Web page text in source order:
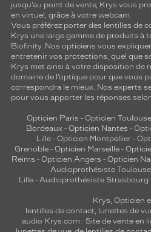
jusqu’au point de vente, Krys vous
en virtuel, grâce à votre webcam.
Vous préférez porter des lentilles de
Krys une large gamme de produits à
Biofinity. Nos opticiens vous
entretenir vos protections, quel que
Krys met ainsi à votre disposition de
domaine de l’optique pour que vous
correspondra le mieux. Nos experts
pour vous apporter les réponses
Opticien Paris - Opticien Toulouse
Bordeaux- Opticien Nantes -
Lille - Opticien Montpellier -
Grenoble - Opticien Marseille -
Reims - Opticien Angers - Opticien
Audioprothésiste Toulouse
Lille- Audioprothésiste Strasbourg
Krys, Opticien
lentilles de contact, lunettes de
audio Krys.com : Site de vente en